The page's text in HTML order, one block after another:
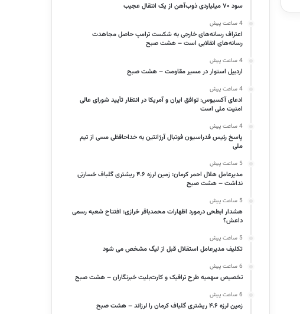
سود ۷۰ میلیاردی ذوب‌آهن از یک انتقال عجیب
4 ساعت پیش
اعتراف رسانه‌های خارجی به شکست ترامپ حاصل مجاهدت
رسانه‌های انقلابی است – هشت صبح
4 ساعت پیش
اردبیل استوار در مسیر مقاومت – هشت صبح
4 ساعت پیش
ادعای آکسیوس: توافق ایران و آمریکا در انتظار تأیید شورای عالی
امنیت ملی است
4 ساعت پیش
پاسخ رئیس فدراسیون فوتبال آرژانتین به خداحافظی مسی از تیم
ملی
5 ساعت پیش
مدیرعامل هلال احمر کرمان: زمین لرزه ۴.۶ ریشتری گلباف خسارتی
نداشت – هشت صبح
5 ساعت پیش
هشدار ابطحی درمورد اظهارات محمدباقر خرازی: افتتاح شعبه رسمی
داعش؟
5 ساعت پیش
تکلیف مدیرعامل استقلال قبل از لیگ مشخص می شود
6 ساعت پیش
تخصیص سهمیه طرح ترافیک و کارت‌بلیت خبرنگاران – هشت صبح
6 ساعت پیش
زمین لرزه ۴.۶ ریشتری گلباف کرمان را لرزاند – هشت صبح